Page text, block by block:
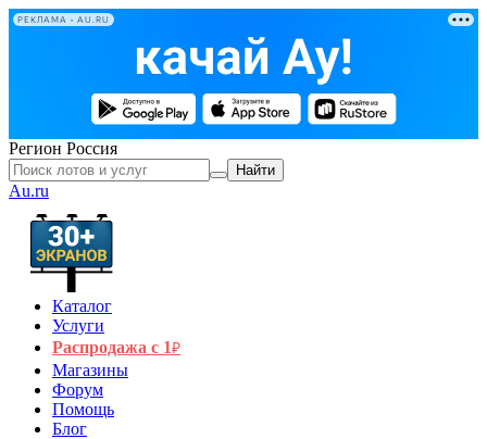
РЕКЛАМА • AU.RU
Регион Россия
Найти
Au.ru
Каталог
Услуги
Распродажа с 1₽
Магазины
Форум
Помощь
Блог